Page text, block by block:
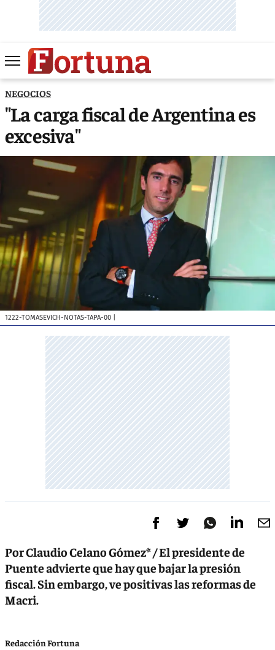
NEGOCIOS
"La carga fiscal de Argentina es
excesiva"
1222-TOMASEVICH-NOTAS-TAPA-00
Por Claudio Celano Gómez* / El presidente de
Puente advierte que hay que bajar la presión
fiscal. Sin embargo, ve positivas las reformas de
Macri.
Redacción Fortuna